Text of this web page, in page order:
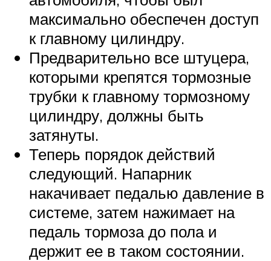
максимально обеспечен доступ
к главному цилиндру.
Предварительно все штуцера,
которыми крепятся тормозные
трубки к главному тормозному
цилиндру, должны быть
затянуты.
Теперь порядок действий
следующий. Напарник
накачивает педалью давление в
системе, затем нажимает на
педаль тормоза до пола и
держит ее в таком состоянии.